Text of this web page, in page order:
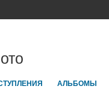
АЛЬБОМЫ